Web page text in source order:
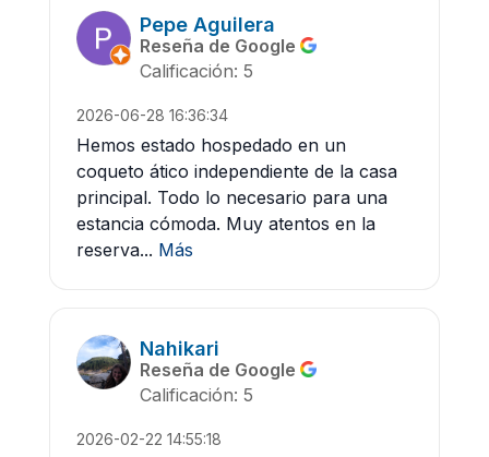
Pepe Aguilera
Reseña de Google
Calificación: 5
2026-06-28 16:36:34
Hemos estado hospedado en un
coqueto ático independiente de la casa
principal. Todo lo necesario para una
estancia cómoda. Muy atentos en la
reserva... Más
Nahikari
Reseña de Google
Calificación: 5
2026-02-22 14:55:18